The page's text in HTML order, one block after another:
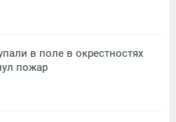
в поле в окрестностях
пожар